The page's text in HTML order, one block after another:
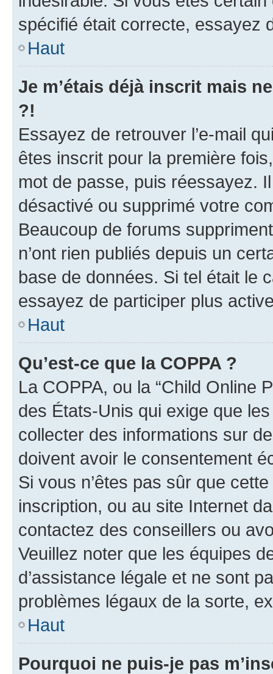
spécifié était correcte, essayez
Haut
Je m’étais déjà inscrit mais
?!
Essayez de retrouver l’e-mail
êtes inscrit pour la première
mot de passe, puis réessayez.
désactivé ou supprimé votre
Beaucoup de forums
n’ont rien publiés depuis un
base de données. Si tel était le
essayez de participer plus
Haut
Qu’est-ce que la COPPA ?
La COPPA, ou la “Child Online
des États-Unis qui exige que
collecter des informations sur
doivent avoir le consentement
Si vous n’êtes pas sûr que
inscription, ou au site Internet
contactez des conseillers ou
Veuillez noter que les équipes
d’assistance légale et ne sont
problèmes légaux de la sorte,
Haut
Pourquoi ne puis-je pas